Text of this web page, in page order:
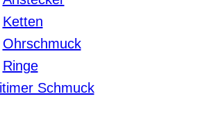
Ketten
Ohrschmuck
Ringe
Schmuck